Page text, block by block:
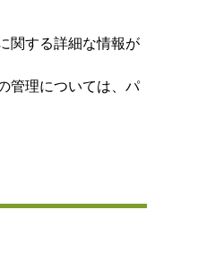
関する詳細な情報が
管理については、パ